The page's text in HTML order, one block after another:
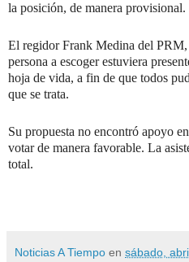
la posición, de manera provisional.
El regidor Frank Medina del
persona a escoger estuviera
hoja de vida, a fin de que todos
que se trata.
Su propuesta no encontró apoyo
votar de manera favorable. La
total.
Noticias A Tiempo en sábado,